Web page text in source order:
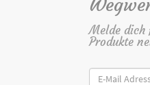
Melde dich
Produkte